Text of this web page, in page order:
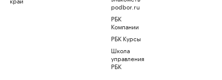
podbor.ru
РБК
Компании
РБК Курсы
Школа
управления
РБК